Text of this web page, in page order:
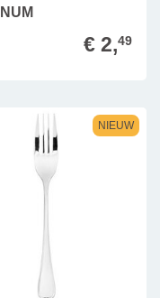
€ 2,49
NIEUW